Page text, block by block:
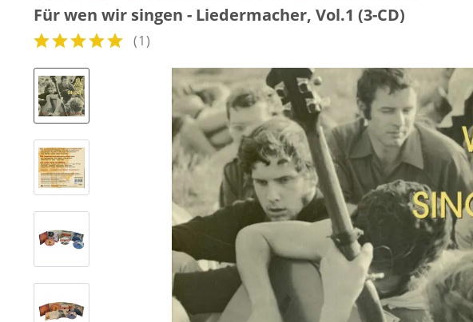
Für wen wir singen - Liedermacher, Vol.1 (3-CD)
(1)